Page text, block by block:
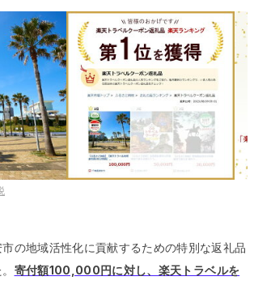
の地域活性化に貢献するための特別な返礼品
寄付額100,000円に対し、楽天トラベルを